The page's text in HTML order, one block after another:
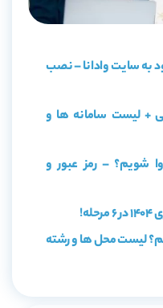
به سایت وادانا – نصب
+ لیست سامانه ها و
شویم؟ – رمز عبور و
میشم؟ لیست محل ها و رشته